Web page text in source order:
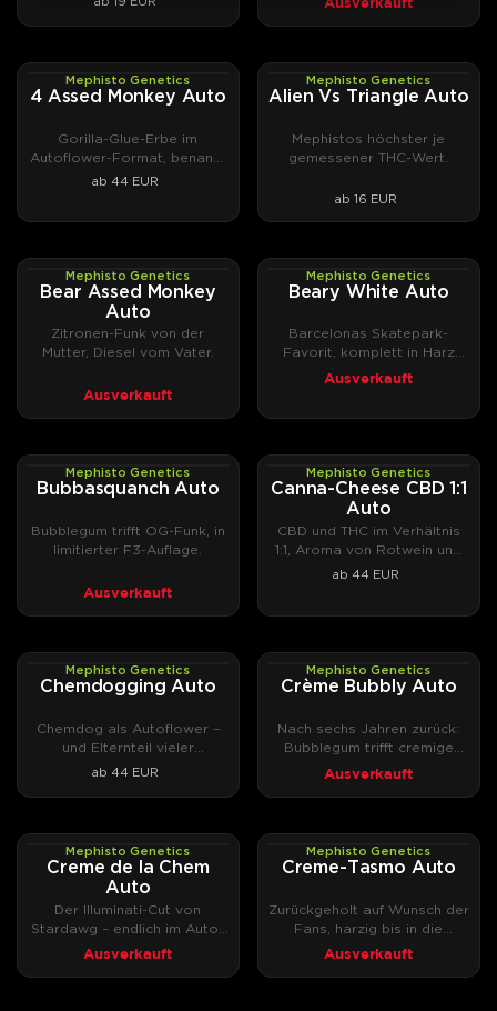
bis zur Reserva-Reihe, die vergriffene Specials
Linie wie Canna-Canna-Cheese CBD 1:1 Auto.
in unseremBreeder-Portrait
Mephisto Genetics Cannabissamen jetzt bei
DrGreen kaufen.
AUTOFEMMephisto Genetics
4 Assed Monkey Auto
Gorilla-Glue-Erbe im
Autoflower-Format, benannt
nach Dr. Mephistos
ab 44 EUR
AUTOFEMMephisto Genetics
Alien Vs Triangle Auto
Mephistos höchster je
gemessener THC-Wert.
ab 16 EUR
AUTOFEMMephisto Genetics
Bear Assed Monkey
Auto
Zitronen-Funk von der
Mutter, Diesel vom Vater.
Ausverkauft
AUTOFEMMephisto Genetics
Beary White Auto
Barcelonas Skatepark-
Favorit, komplett in Harz
getaucht.
Ausverkauft
AUTOFEMMephisto Genetics
Bubbasquanch Auto
Bubblegum trifft OG-Funk, in
limitierter F3-Auflage.
Ausverkauft
AUTOFEMMephisto Genetics
Canna-Cheese CBD 1:1
Auto
CBD und THC im Verhältnis
1:1, Aroma von Rotwein und
Kaffee.
ab 44 EUR
AUTOFEMMephisto Genetics
Chemdogging Auto
Chemdog als Autoflower –
und Elternteil vieler
Mephisto-Sorten.
ab 44 EUR
AUTOFEMMephisto Genetics
Crème Bubbly Auto
Nach sechs Jahren zurück:
Bubblegum trifft cremige
Chem-Note.
Ausverkauft
AUTOFEMMephisto Genetics
Creme de la Chem
Auto
Der Illuminati-Cut von
Stardawg – endlich im Auto-
Format.
Ausverkauft
AUTOFEMMephisto Genetics
Creme-Tasmo Auto
Zurückgeholt auf Wunsch der
Fans, harzig bis in die
Blattränder.
Ausverkauft